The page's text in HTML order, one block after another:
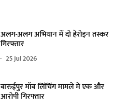
अलग-अलग अभियान में दो हेरोइन तस्कर
गिरफ्तार
25 Jul 2026
बारुईपुर मॉब लिंचिंग मामले में एक और
आरोपी गिरफ्तार